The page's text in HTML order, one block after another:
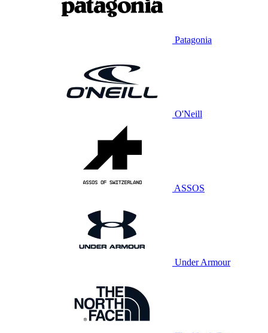
Patagonia
O'Neill
ASSOS
Under Armour